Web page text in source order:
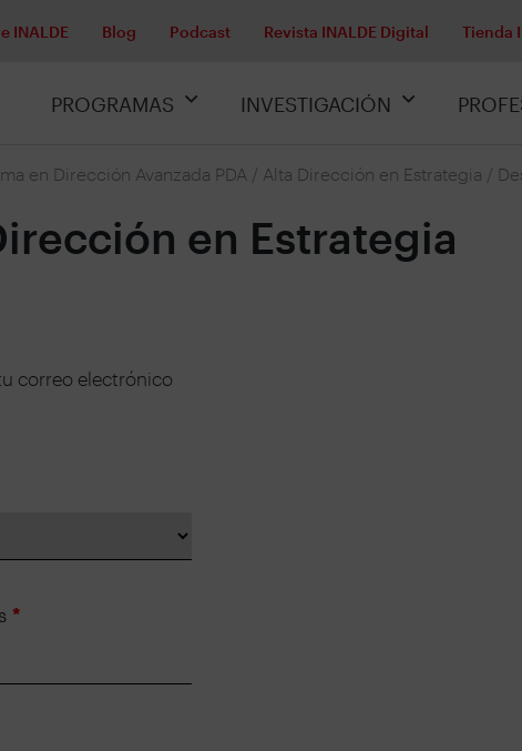
INALDE Blog Podcast Revista INALDE Digital Tienda
PROGRAMAS INVESTIGACIÓN
en Dirección Avanzada PDA / Alta Dirección en Estrategia /
en Estrategia
correo electrónico
*